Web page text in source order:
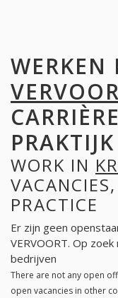
WERKEN
PRAKTIJK
WORK IN
PRACTICE
Er zijn geen
VERVOORT. Op
bedrijven
There are not any open
open vacancies in other